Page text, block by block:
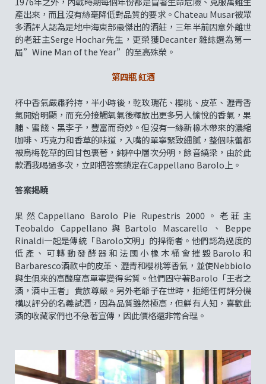
產出來，而且沒有絲毫降低對品質的要求。Chateau Musar被眾
多酒評人認為是地中海東部最傑出的酒莊，三年半前因意外離世
的老莊主Serge Hochar先生，更榮獲Decanter 雜誌選為第一
屆”Wine Man of the Year”的至高殊榮。
第四瓶 紅酒
杯中香氣嚴肅矜持，半小時後，乾玫瑰花、櫻桃、皮革、瀝青香
氣開始明顯，而充分接觸氧氣後釋放出更多另人愉悅的香氣，果
脯、蜜餞、黑李子，豐富而奇妙。但沒有一絲新橡木帶來的濃縮
咖啡、巧克力和香草的味道，入嘴的單寧緊致細膩，整個味蕾都
被烏梅乾草的回甘包裹著，純粹中層次分明，餘音繞梁，由於此
款酒我喝過多次，立即把答案鎖定在Cappellano Barolo上。
答案揭曉
果然Cappellano Barolo Pie Rupestris 2000。老莊主
Teobaldo Cappellano與Bartolo Mascarello、Beppe
Rinaldi一起是傳統「Barolo文明」的捍衛者。他們認為過度的
低產、可轉動發酵器和法國小橡木桶會摧毀Barolo和
Barbaresco酒款中的皮革、瀝青和櫻桃等香氣，並使Nebbiolo
與生俱來的高酸度高單寧變得劣質。他們固守著Barolo「王者之
酒，酒中王者」貴族尊嚴。另外老爺子在世時，拒絕任何評分機
構以評分的名義試酒，因為品質雖然極高，但鮮有人知，喜歡此
酒的收藏家們也不急著宣傳，因此價格還非常合理。